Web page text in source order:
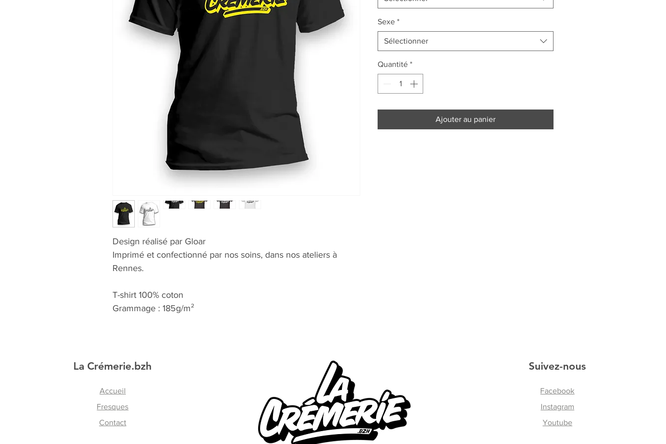
Design réalisé par Gloar
Imprimé et confectionné par nos soins, dans nos ateliers à
Rennes.
T-shirt 100% coton
Grammage : 185g/m²
Sexe *
Sélectionner
Quantité *
Ajouter au panier
La Crémerie.bzh
Accueil
Fresques
Contact
Suivez-nous
Facebook
Instagram
Youtube